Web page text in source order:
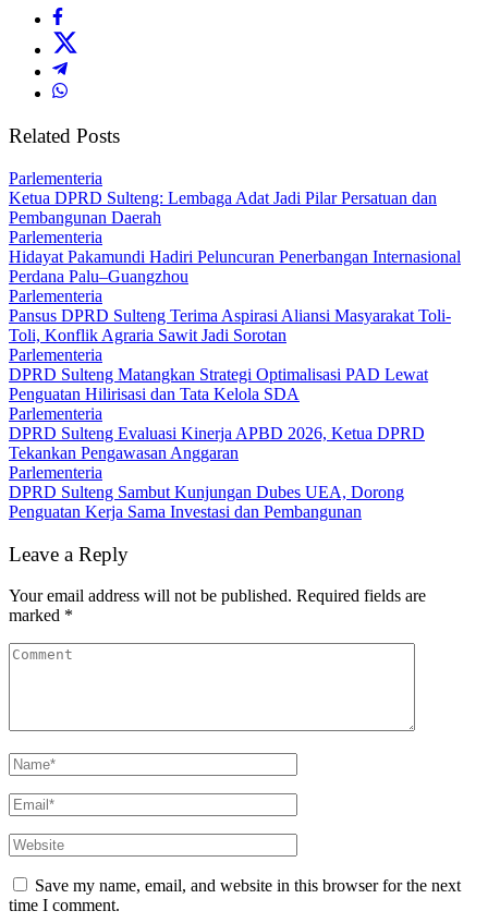
Related Posts
Parlementeria
Ketua DPRD Sulteng: Lembaga Adat Jadi Pilar Persatuan dan
Pembangunan Daerah
Parlementeria
Hidayat Pakamundi Hadiri Peluncuran Penerbangan Internasional
Perdana Palu–Guangzhou
Parlementeria
Pansus DPRD Sulteng Terima Aspirasi Aliansi Masyarakat Toli-
Toli, Konflik Agraria Sawit Jadi Sorotan
Parlementeria
DPRD Sulteng Matangkan Strategi Optimalisasi PAD Lewat
Penguatan Hilirisasi dan Tata Kelola SDA
Parlementeria
DPRD Sulteng Evaluasi Kinerja APBD 2026, Ketua DPRD
Tekankan Pengawasan Anggaran
Parlementeria
DPRD Sulteng Sambut Kunjungan Dubes UEA, Dorong
Penguatan Kerja Sama Investasi dan Pembangunan
Leave a Reply
Your email address will not be published. Required fields are
marked *
Save my name, email, and website in this browser for the next
time I comment.